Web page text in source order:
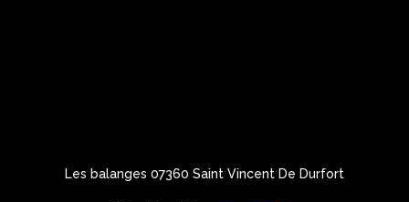
Les balanges 07360 Saint Vincent De Durfort